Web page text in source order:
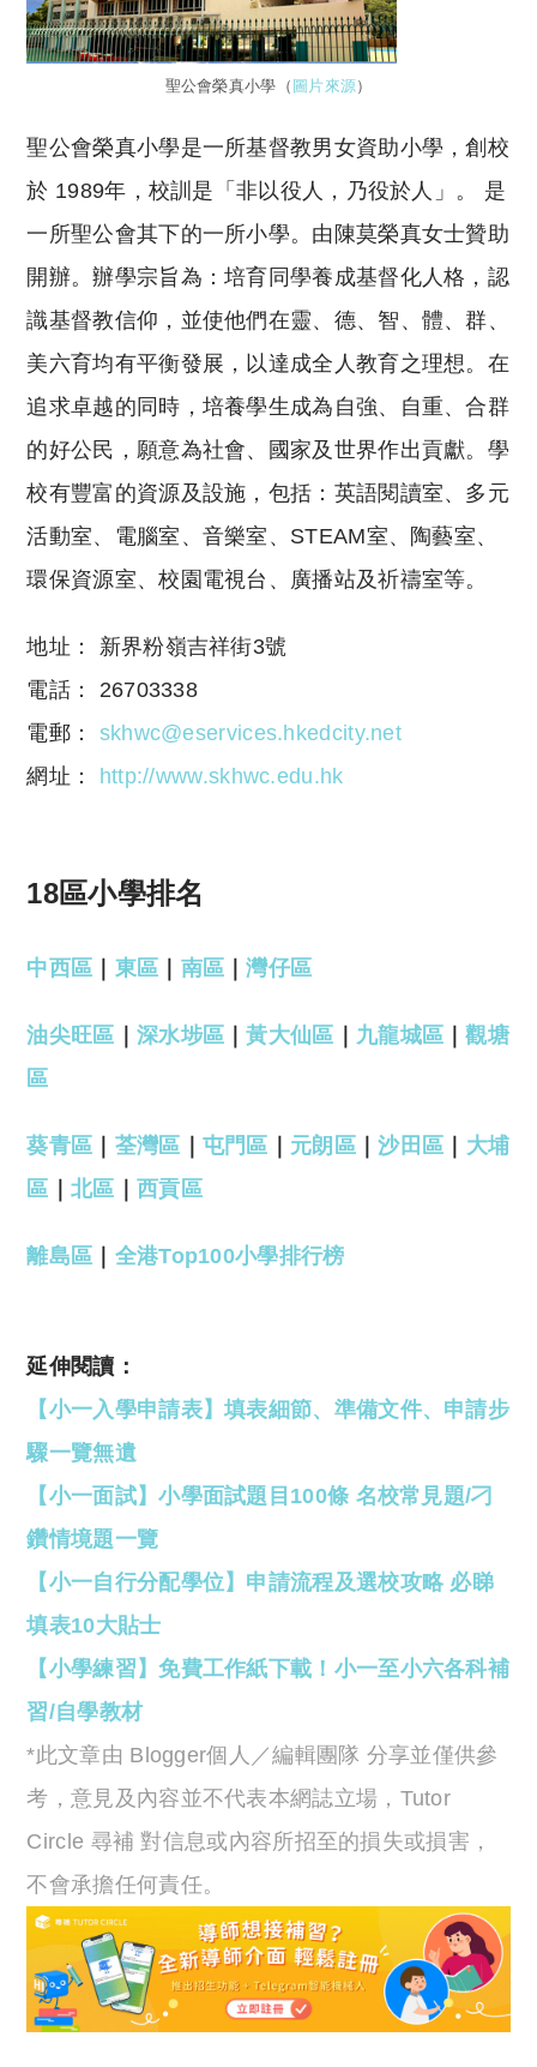
聖公會榮真小學（ 圖片來源）
聖公會榮真小學是一所基督教男女資助小學，創校
於 1989年，校訓是「非以役人，乃役於人」。 是
一所聖公會其下的一所小學。由陳莫榮真女士贊助
開辦。辦學宗旨為：培育同學養成基督化人格，認
識基督教信仰，並使他們在靈、德、智、體、群、
美六育均有平衡發展，以達成全人教育之理想。在
追求卓越的同時，培養學生成為自強、自重、合群
的好公民，願意為社會、國家及世界作出貢獻。學
校有豐富的資源及設施，包括：英語閱讀室、多元
活動室、電腦室、音樂室、STEAM室、陶藝室、
環保資源室、校園電視台、廣播站及祈禱室等。
地址： 新界粉嶺吉祥街3號
電話： 26703338
電郵： skhwc@eservices.hkedcity.net
網址：
http://www.skhwc.edu.hk
18區小學排名
中西區 東區 南區 ｜灣仔區
油尖旺區 深水埗區 ｜黃大仙區 九龍城區 ｜觀塘
區
葵青區 荃灣區 屯門區 元朗區｜沙田區
大埔
區 ｜北區 西貢區
離島區 全港Top100小學排行榜
延伸閱讀：
【小一入學申請表】填表細節、準備文件、申請步
驟一覽無遺
【小一面試】小學面試題目100條 名校常見題/刁
鑽情境題一覽
【小一自行分配學位】申請流程及選校攻略 必睇
填表10大貼士
【小學練習】免費工作紙下載！小一至小六各科補
習/自學教材
*此文章由 Blogger個人／編輯團隊 分享並僅供參
考，意見及內容並不代表本網誌立場，Tutor
Circle 尋補 對信息或內容所招至的損失或損害，
不會承擔任何責任。